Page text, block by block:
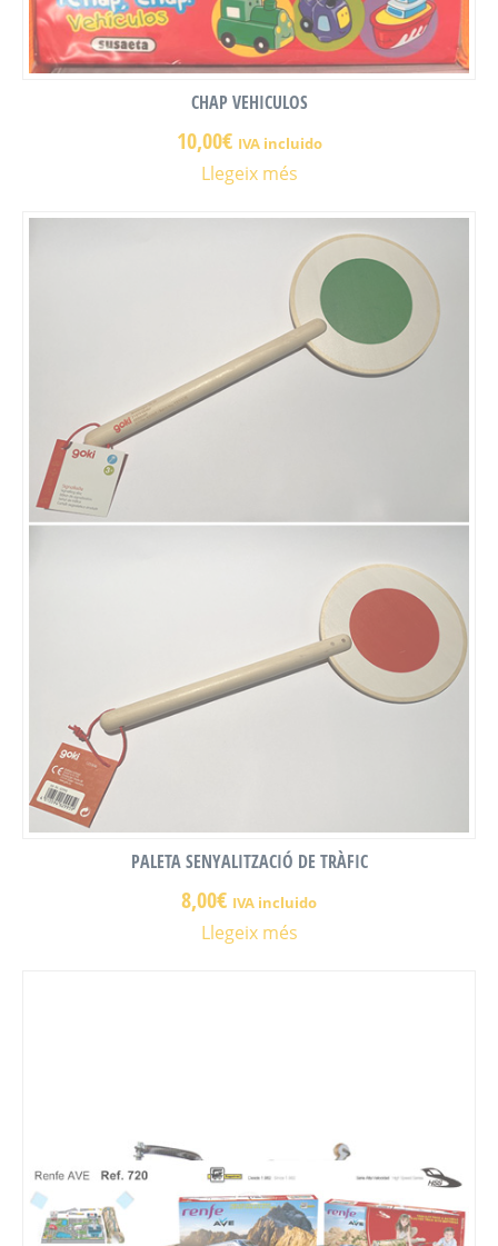
CHAP VEHICULOS
10,00€ IVA incluido
Llegeix més
PALETA SENYALITZACIÓ DE TRÀFIC
8,00€ IVA incluido
Llegeix més